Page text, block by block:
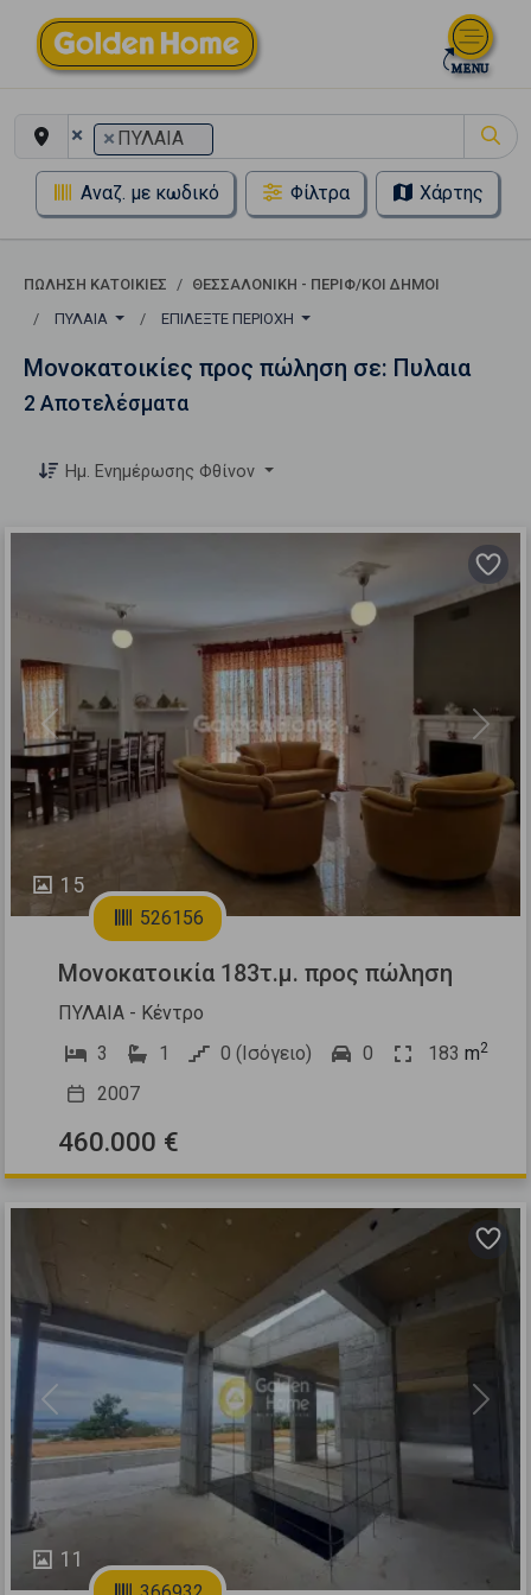
× × ΠΥΛΑΙΑ
Αναζ. με κωδικό Φίλτρα Χάρτης
ΠΏΛΗΣΗ ΚΑΤΟΙΚΊΕΣ
ΘΕΣΣΑΛΟΝΙΚΗ - ΠΕΡΙΦ/ΚΟΙ ΔΗΜΟΙ
ΠΥΛΑΙΑ
ΕΠΙΛΈΞΤΕ ΠΕΡΙΟΧΉ
Μονοκατοικίες προς πώληση σε: Πυλαια
2 Αποτελέσματα
Ημ. Ενημέρωσης Φθίνον
15
Previous Next
526156
Μονοκατοικία 183τ.μ. προς πώληση
ΠΥΛΑΙΑ - Κέντρο
3
1 0 (Ισόγειο) 0 183 m2
2007
460.000 €
11
Previous Next